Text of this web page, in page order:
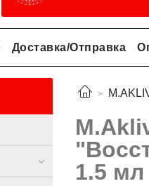
Доставка/Отправка
1.5 мл